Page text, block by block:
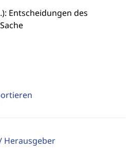
Herausgeber
Entscheidungen des